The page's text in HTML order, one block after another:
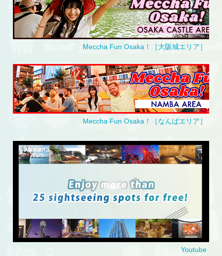
Meccha Fun Osaka！［大阪城エリア］
Meccha Fun Osaka！［なんばエリア］
Youtube